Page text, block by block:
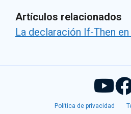
Artículos relacionados
La declaración If-Then
Política de privacidad